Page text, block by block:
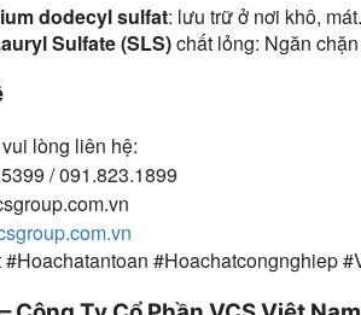
dodecyl sulfat: lưu trữ ở nơi khô,
Sulfate (SLS)chất lỏng: Ngăn
lòng liên hệ:
/ 091.823.1899
#Hoachatcongnghiep